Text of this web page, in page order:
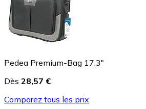
Pedea Premium-Bag 17.3"
Dès 28,57 €
Comparez tous les prix